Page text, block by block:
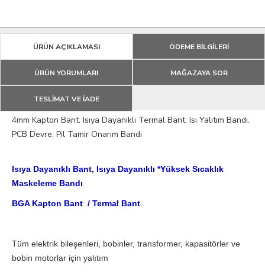
ÜRÜN AÇIKLAMASI ÖDEME BİLGİLERİ
ÜRÜN YORUMLARI MAĞAZAYA SOR
TESLİMAT VE İADE
4mm Kapton Bant. Isıya Dayanıklı Termal Bant, Isı Yalıtım Bandı.
PCB Devre, Pil Tamir Onarım Bandı
Isıya Dayanıklı Bant, Isıya Dayanıklı *Yüksek Sıcaklık
Maskeleme Bandı
BGA Kapton Bant / Termal Bant
Tüm elektrik bileşenleri, bobinler, transformer, kapasitörler ve
bobin motorlar için yalıtım